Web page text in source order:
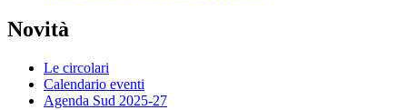
Novità
Le circolari
Calendario eventi
Agenda Sud 2025-27